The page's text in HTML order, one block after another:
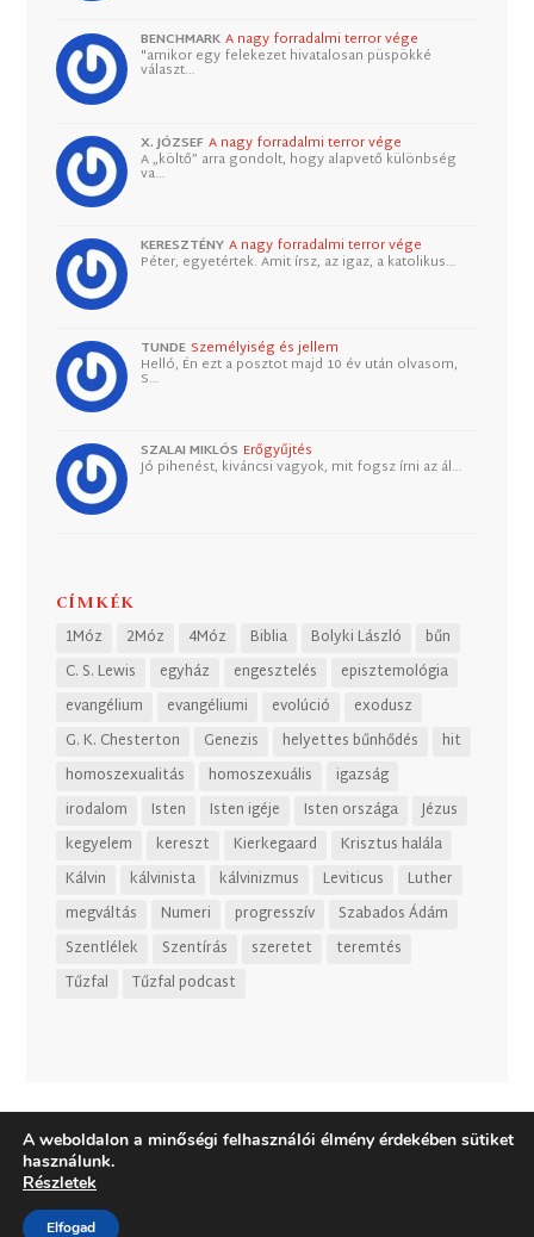
BENCHMARK A nagy forradalmi terror vége
"amikor egy felekezet hivatalosan püspökké
választ…
X. JÓZSEF A nagy forradalmi terror vége
A „költő” arra gondolt, hogy alapvető különbség
va…
KERESZTÉNY A nagy forradalmi terror vége
Péter, egyetértek. Amit írsz, az igaz, a katolikus…
TUNDE Személyiség és jellem
Helló, Én ezt a posztot majd 10 év után olvasom,
S…
SZALAI MIKLÓS Erőgyűjtés
Jó pihenést, kiváncsi vagyok, mit fogsz írni az ál…
CÍMKÉK
1Móz 2Móz 4Móz Biblia Bolyki László
bűn
C. S. Lewis
egyház engesztelés
episztemológia
evangélium
evangéliumi evolúció
exodusz
G. K. Chesterton
Genezis helyettes bűnhődés
hit
homoszexualitás
homoszexuális
igazság
irodalom
Isten Isten igéje Isten országa
Jézus
kegyelem
kereszt Kierkegaard
Krisztus halála
Kálvin
kálvinista kálvinizmus Leviticus
Luther
megváltás
Numeri progresszív
Szabados Ádám
Szentlélek
Szentírás szeretet
teremtés
Tűzfal
Tűzfal podcast
A weboldalon a minőségi felhasználói élmény érdekében sütiket
használunk.
Részletek
Elfogad